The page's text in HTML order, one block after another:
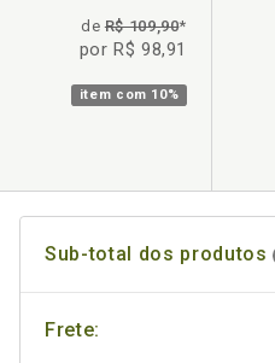
deR$ 109,90*
por R$ 98,91
item com 10%
Sub-total dos produtos
Frete: